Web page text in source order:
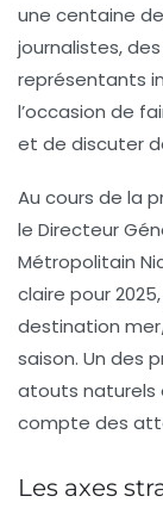
une centaine
journalistes,
représentants
l’occasion de
et de discuter
Au cours de la
le Directeur
Métropolitain
claire pour
destination
saison. Un des
atouts naturels
compte des
Les axes